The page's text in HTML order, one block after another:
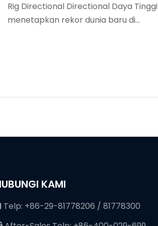
Rig Directional Directional Daya Tinggi
menetapkan rekor dunia baru di
KAMI
Telp: +86-29-81778206 / 81778300